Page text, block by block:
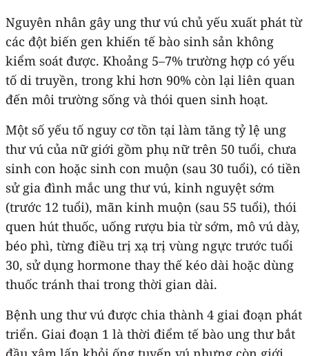
Nguyên nhân gây ung thư vú chủ yếu xuất phát từ
các đột biến gen khiến tế bào sinh sản không
kiểm soát được. Khoảng 5–7% trường hợp có yếu
tố di truyền, trong khi hơn 90% còn lại liên quan
đến môi trường sống và thói quen sinh hoạt.
Một số yếu tố nguy cơ tồn tại làm tăng tỷ lệ ung
thư vú của nữ giới gồm phụ nữ trên 50 tuổi, chưa
sinh con hoặc sinh con muộn (sau 30 tuổi), có tiền
sử gia đình mắc ung thư vú, kinh nguyệt sớm
(trước 12 tuổi), mãn kinh muộn (sau 55 tuổi), thói
quen hút thuốc, uống rượu bia từ sớm, mô vú dày,
béo phì, từng điều trị xạ trị vùng ngực trước tuổi
30, sử dụng hormone thay thế kéo dài hoặc dùng
thuốc tránh thai trong thời gian dài.
Bệnh ung thư vú được chia thành 4 giai đoạn phát
triển. Giai đoạn 1 là thời điểm tế bào ung thư bắt